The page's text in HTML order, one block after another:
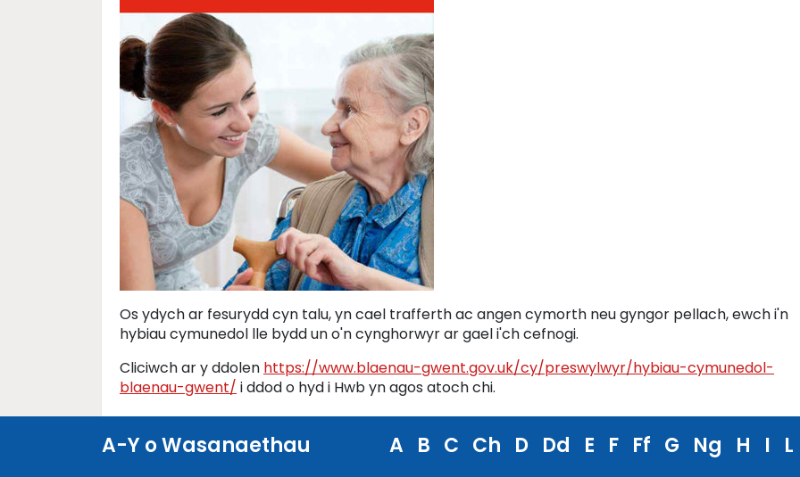
Os ydych ar fesurydd cyn talu, yn cael trafferth ac angen cymorth neu gyngor pellach, ewch i'n
hybiau cymunedol lle bydd un o'n cynghorwyr ar gael i'ch cefnogi.
Cliciwch ar y ddolen https://www.blaenau-gwent.gov.uk/cy/preswylwyr/hybiau-cymunedol-
blaenau-gwent/ i ddod o hyd i Hwb yn agos atoch chi.
A-Y o Wasanaethau A B C Ch D Dd E F Ff G Ng H I L